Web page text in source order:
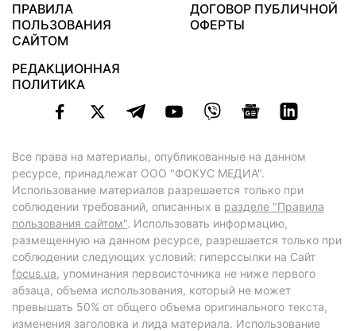
ПРАВИЛА
ПОЛЬЗОВАНИЯ
САЙТОМ
ДОГОВОР ПУБЛИЧНОЙ
ОФЕРТЫ
РЕДАКЦИОННАЯ
ПОЛИТИКА
Все права на материалы, опубликованные на данном
ресурсе, принадлежат ООО "ФОКУС МЕДИА".
Использование материалов разрешается только при
соблюдении требований, описанных в разделе "Правила
пользования сайтом". Использовать информацию,
размещенную на данном ресурсе, разрешается только при
соблюдении следующих условий: гиперссылки на Сайт
focus.ua, упоминания первоисточника не ниже первого
абзаца, объема использования, который не может
превышать 50% от общего объема оригинального текста,
изменения заголовка и лида материала. Использование